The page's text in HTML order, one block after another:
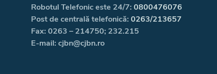
Robotul Telefonic este 24/7: 0800476076
Post de centrală telefonică: 0263/213657
Fax: 0263 – 214750; 232.215
E-mail: cjbn@cjbn.ro